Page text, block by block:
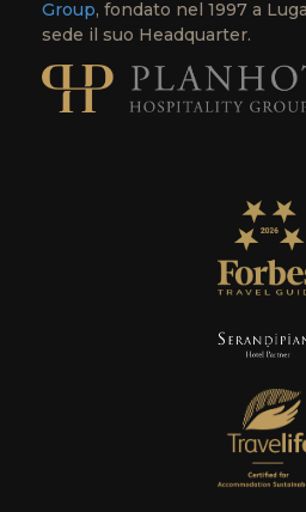
Group, fondato nel 1997 a
sede il suo Headquarter.